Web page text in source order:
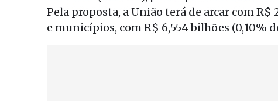
Pela proposta, a União terá de arcar com R$
e municípios, com R$ 6,554 bilhões (0,10%